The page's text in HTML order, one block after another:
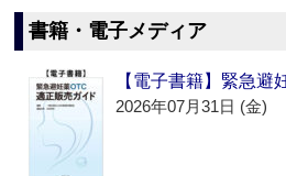
書籍・電子メディア
【電子書籍】緊急避
2026年07月31日 (金)